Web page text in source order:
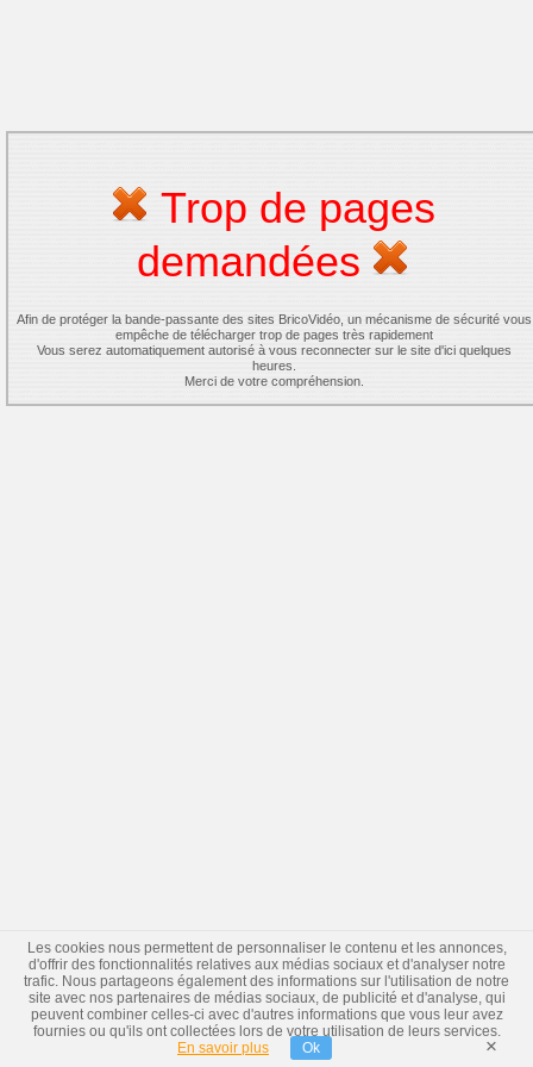
Trop de pages
demandées
Afin de protéger la bande-passante des sites BricoVidéo, un mécanisme de sécurité vous
empêche de télécharger trop de pages très rapidement
Vous serez automatiquement autorisé à vous reconnecter sur le site d'ici quelques
heures.
Merci de votre compréhension.
Les cookies nous permettent de personnaliser le contenu et les annonces,
d'offrir des fonctionnalités relatives aux médias sociaux et d'analyser notre
trafic. Nous partageons également des informations sur l'utilisation de notre
site avec nos partenaires de médias sociaux, de publicité et d'analyse, qui
peuvent combiner celles-ci avec d'autres informations que vous leur avez
fournies ou qu'ils ont collectées lors de votre utilisation de leurs services.
En savoir plus
Ok ×